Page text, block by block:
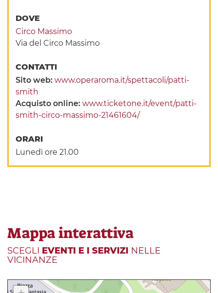
DOVE
Circo Massimo
Via del Circo Massimo
CONTATTI
Sito web:www.operaroma.it/spettacoli/patti-
smith
Acquisto online:www.ticketone.it/event/patti-
smith-circo-massimo-21461604/
ORARI
Lunedì ore 21.00
Mappa interattiva
SCEGLI EVENTI E I SERVIZI NELLE
VICINANZE